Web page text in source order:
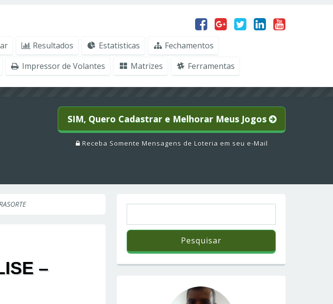
Resultados Estatisticas
Fechamentos
Impressor de Volantes Matrizes Ferramentas
SIM, Quero Cadastrar e Melhorar Meus Jogos
Receba Somente Mensagens de Loteria em seu e-Mail
–